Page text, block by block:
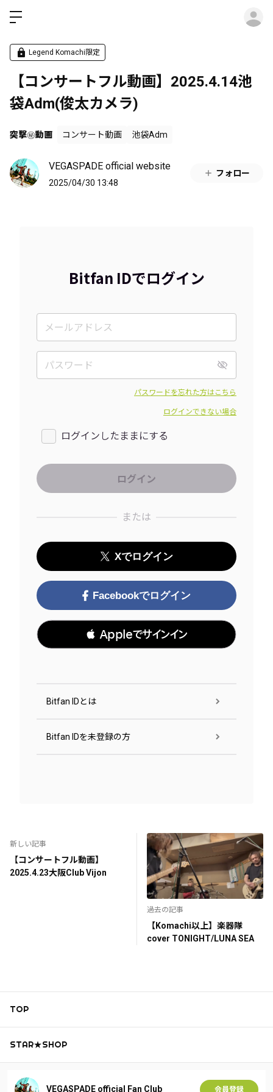
Legend Komachi限定
【コンサートフル動画】2025.4.14池
袋Adm(俊太カメラ)
突撃㊙︎動画 コンサート動画 池袋Adm
VEGASPADE official website
2025/04/30 13:48
フォロー
Bitfan IDでログイン
パスワードを忘れた方はこちら
ログインできない場合
ログインしたままにする
または
Xでログイン
Facebookでログイン
 Appleでサインイン
Bitfan IDとは
Bitfan IDを未登録の方
新しい記事
【コンサートフル動画】
2025.4.23大阪Club Vijon
過去の記事
【Komachi以上】楽器隊
cover TONIGHT/LUNA SEA
TOP
STAR★SHOP
VEGASPADE official Fan Club 会員登録